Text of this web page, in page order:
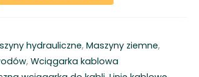
hydrauliczne,Maszyny ziemne,
,Wciągarka kablowa